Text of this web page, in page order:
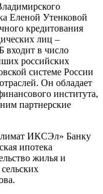
Еленой Утенковой
кредитования
лиц –
в число
российских
системе России
Он обладает
института,
партнерские
ИКСЭл» Банку
ипотека
жилья и